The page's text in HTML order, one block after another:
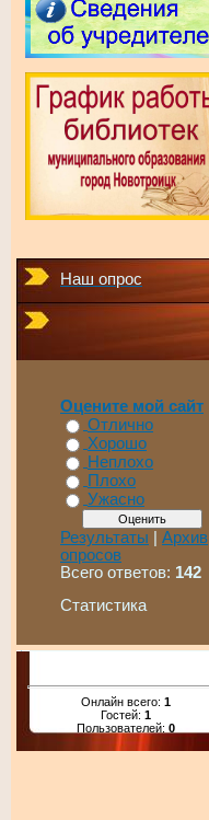
Наш опрос
Оцените мой сайт
Отлично
Хорошо
Неплохо
Плохо
Ужасно
Результаты | Архив
опросов
Всего ответов: 142
Статистика
Онлайн всего: 1
Гостей: 1
Пользователей: 0